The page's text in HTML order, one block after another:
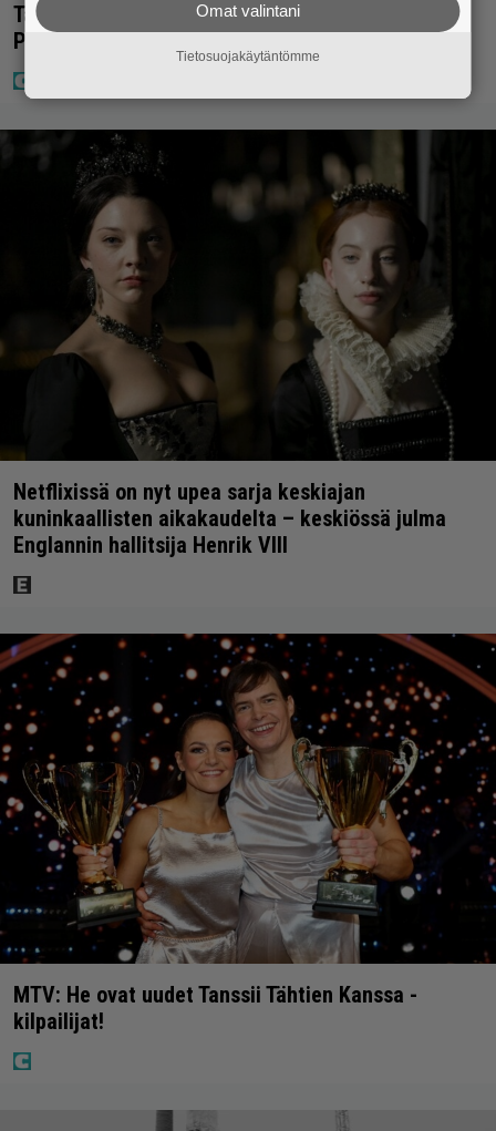
Tältä näyttää Vappu Pimiän perhelomalla
Portugalissa – ”Kaunis mekko”
Netflixissä on nyt upea sarja keskiajan
kuninkaallisten aikakaudelta – keskiössä julma
Englannin hallitsija Henrik VIII
MTV: He ovat uudet Tanssii Tähtien Kanssa -
kilpailijat!
Omat valintani
Tietosuojakäytäntömme